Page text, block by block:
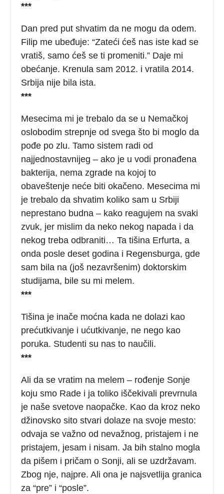
***
Dan pred put shvatim da ne mogu da odem.
Filip me ubeđuje: “Zateći ćeš nas iste kad se
vratiš, samo ćeš se ti promeniti.” Daje mi
obećanje. Krenula sam 2012. i vratila 2014.
Srbija nije bila ista.
***
Mesecima mi je trebalo da se u Nemačkoj
oslobodim strepnje od svega što bi moglo da
pođe po zlu. Tamo sistem radi od
najjednostavnijeg – ako je u vodi pronađena
bakterija, nema zgrade na kojoj to
obaveštenje neće biti okačeno. Mesecima mi
je trebalo da shvatim koliko sam u Srbiji
neprestano budna – kako reagujem na svaki
zvuk, jer mislim da neko nekog napada i da
nekog treba odbraniti… Ta tišina Erfurta, a
onda posle deset godina i Regensburga, gde
sam bila na (još nezavršenim) doktorskim
studijama, bile su mi melem.
***
Tišina je inače moćna kada ne dolazi kao
prećutkivanje i ućutkivanje, ne nego kao
poruka. Studenti su nas to naučili.
***
Ali da se vratim na melem – rođenje Sonje
koju smo Rade i ja toliko iščekivali prevrnula
je naše svetove naopačke. Kao da kroz neko
džinovsko sito stvari dolaze na svoje mesto:
odvaja se važno od nevažnog, pristajem i ne
pristajem, jesam i nisam. Ja bih stalno mogla
da pišem i pričam o Sonji, ali se uzdržavam.
Zbog nje, najpre. Ali ona je najsvetlija granica
za “pre” i “posle”.